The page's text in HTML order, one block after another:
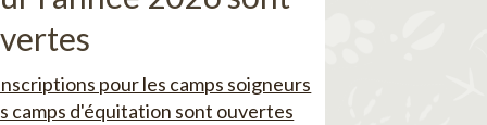
pour les camps soigneurs
camps d'équitation sont ouvertes